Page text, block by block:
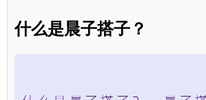
什么是晨子搭子？